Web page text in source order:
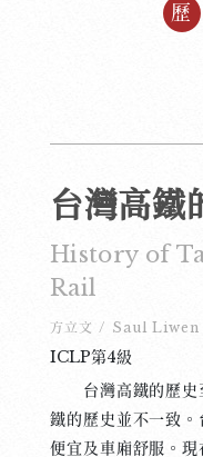
台灣高鐵
History of
Rail
方立文 / Saul
ICLP第4級
台灣高鐵的歷史
鐵的歷史並不一致
便宜及車廂舒服。現